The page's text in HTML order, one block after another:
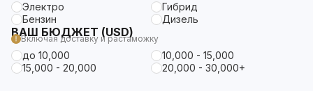
Электро
Гибрид
Бензин
Дизель
ВАШ БЮДЖЕТ (USD)
Включая доставку и растаможку
до 10,000
10,000 - 15,000
15,000 - 20,000
20,000 - 30,000+